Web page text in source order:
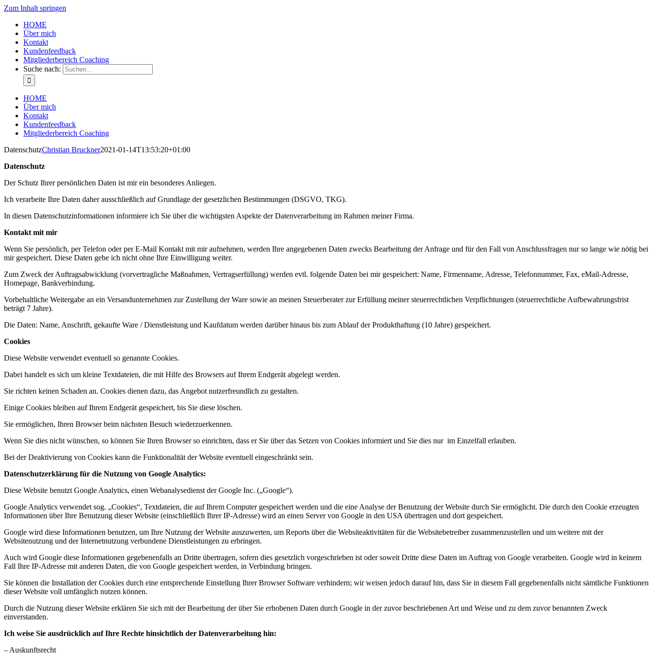
Zum Inhalt springen
HOME
Über mich
Kontakt
Kundenfeedback
Mitgliederbereich Coaching
Suche nach:
HOME
Über mich
Kontakt
Kundenfeedback
Mitgliederbereich Coaching
DatenschutzChristian Bruckner2021-01-14T13:53:20+01:00
Datenschutz
Der Schutz Ihrer persönlichen Daten ist mir ein besonderes Anliegen.
Ich verarbeite Ihre Daten daher ausschließlich auf Grundlage der gesetzlichen Bestimmungen (DSGVO, TKG).
In diesen Datenschutzinformationen informiere ich Sie über die wichtigsten Aspekte der Datenverarbeitung im Rahmen meiner Firma.
Kontakt mit mir
Wenn Sie persönlich, per Telefon oder per E-Mail Kontakt mit mir aufnehmen, werden Ihre angegebenen Daten zwecks Bearbeitung der Anfrage und für den Fall von Anschlussfragen nur so lange wie nötig bei
mir gespeichert. Diese Daten gebe ich nicht ohne Ihre Einwilligung weiter.
Zum Zweck der Auftragsabwicklung (vorvertragliche Maßnahmen, Vertragserfüllung) werden evtl. folgende Daten bei mir gespeichert: Name, Firmenname, Adresse, Telefonnummer, Fax, eMail-Adresse,
Homepage, Bankverbindung.
Vorbehaltliche Weitergabe an ein Versandunternehmen zur Zustellung der Ware sowie an meinen Steuerberater zur Erfüllung meiner steuerrechtlichen Verpflichtungen (steuerrechtliche Aufbewahrungsfrist
beträgt 7 Jahre).
Die Daten: Name, Anschrift, gekaufte Ware / Dienstleistung und Kaufdatum werden darüber hinaus bis zum Ablauf der Produkthaftung (10 Jahre) gespeichert.
Cookies
Diese Website verwendet eventuell so genannte Cookies.
Dabei handelt es sich um kleine Textdateien, die mit Hilfe des Browsers auf Ihrem Endgerät abgelegt werden.
Sie richten keinen Schaden an. Cookies dienen dazu, das Angebot nutzerfreundlich zu gestalten.
Einige Cookies bleiben auf Ihrem Endgerät gespeichert, bis Sie diese löschen.
Sie ermöglichen, Ihren Browser beim nächsten Besuch wiederzuerkennen.
Wenn Sie dies nicht wünschen, so können Sie Ihren Browser so einrichten, dass er Sie über das Setzen von Cookies informiert und Sie dies nur im Einzelfall erlauben.
Bei der Deaktivierung von Cookies kann die Funktionalität der Website eventuell eingeschränkt sein.
Datenschutzerklärung für die Nutzung von Google Analytics:
Diese Website benutzt Google Analytics, einen Webanalysedienst der Google Inc. („Google“).
Google Analytics verwendet sog. „Cookies“, Textdateien, die auf Ihrem Computer gespeichert werden und die eine Analyse der Benutzung der Website durch Sie ermöglicht. Die durch den Cookie erzeugten
Informationen über Ihre Benutzung dieser Website (einschließlich Ihrer IP-Adresse) wird an einen Server von Google in den USA übertragen und dort gespeichert.
Google wird diese Informationen benutzen, um Ihre Nutzung der Website auszuwerten, um Reports über die Websiteaktivitäten für die Websitebetreiber zusammenzustellen und um weitere mit der
Websitenutzung und der Internetnutzung verbundene Dienstleistungen zu erbringen.
Auch wird Google diese Informationen gegebenenfalls an Dritte übertragen, sofern dies gesetzlich vorgeschrieben ist oder soweit Dritte diese Daten im Auftrag von Google verarbeiten. Google wird in keinem
Fall Ihre IP-Adresse mit anderen Daten, die von Google gespeichert werden, in Verbindung bringen.
Sie können die Installation der Cookies durch eine entsprechende Einstellung Ihrer Browser Software verhindern; wir weisen jedoch darauf hin, dass Sie in diesem Fall gegebenenfalls nicht sämtliche Funktionen
dieser Website voll umfänglich nutzen können.
Durch die Nutzung dieser Website erklären Sie sich mit der Bearbeitung der über Sie erhobenen Daten durch Google in der zuvor beschriebenen Art und Weise und zu dem zuvor benannten Zweck
einverstanden.
Ich weise Sie ausdrücklich auf Ihre Rechte hinsichtlich der Datenverarbeitung hin:
– Auskunftsrecht